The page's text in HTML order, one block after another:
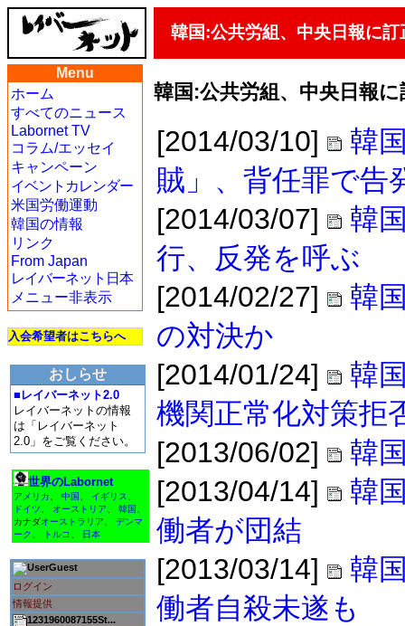
韓国:公共労組、中央日報に訂
Menu
ホーム
すべてのニュース
Labornet TV
コラム/エッセイ
キャンペーン
イベントカレンダー
米国労働運動
韓国の情報
リンク
From Japan
レイバーネット日本
メニュー非表示
入会希望者はこちらへ
おしらせ
■レイバーネット2.0
レイバーネットの情報
は「レイバーネット
2.0」をご覧ください。
世界のLabornet
アメリカ 中国 イギリス
ドイツ
オーストリア 韓国
カナダオーストラリア
デンマ
ーク
トルコ 日本
Guest
ログイン
情報提供
1231960087155St...
韓国:公共労組、中央日報
[2014/03/10]
韓
賊」、背任罪で告
[2014/03/07]
韓
行、反発を呼ぶ
[2014/02/27]
韓
の対決か
[2014/01/24]
韓
機関正常化対策拒
[2013/06/02]
韓
[2013/04/14]
韓
働者が団結
[2013/03/14]
韓
働者自殺未遂も